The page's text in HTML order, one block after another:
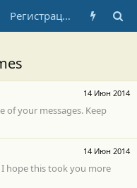
Регистрация
14 Июн 2014
of your messages. Keep
14 Июн 2014
I hope this took you more